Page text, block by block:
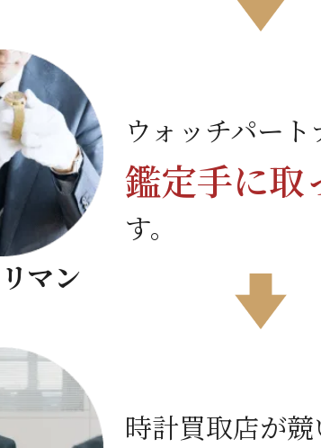
マン
ウォッチパー
鑑定手に取
す。
時計買取店が